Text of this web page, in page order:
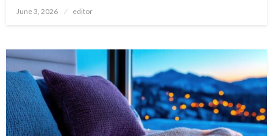
Posted
June 3, 2026 editor